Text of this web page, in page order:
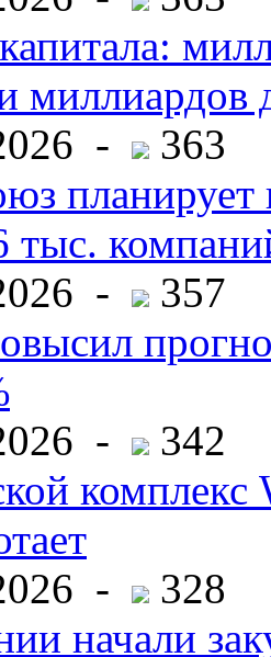
миллиардов
-
363
планирует
тыс.
-
357
-
342
комплекс
-
328
начали